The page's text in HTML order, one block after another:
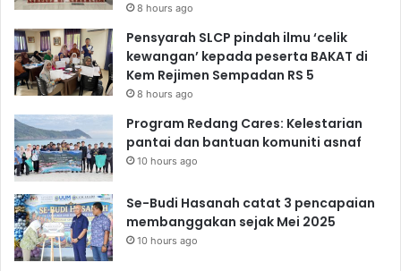
8 hours ago
Pensyarah SLCP pindah ilmu ‘celik
kewangan’ kepada peserta BAKAT di
Kem Rejimen Sempadan RS 5
8 hours ago
Program Redang Cares: Kelestarian
pantai dan bantuan komuniti asnaf
10 hours ago
Se-Budi Hasanah catat 3 pencapaian
membanggakan sejak Mei 2025
10 hours ago